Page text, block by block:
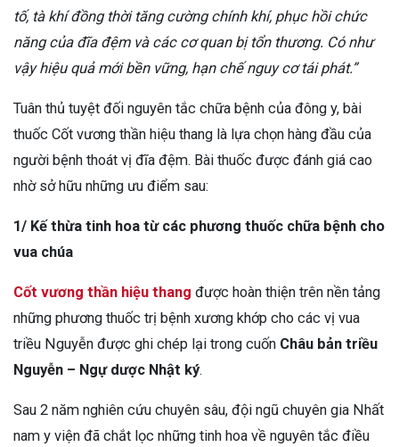
tố, tà khí đồng thời tăng cường chính khí, phục hồi chức
năng của đĩa đệm và các cơ quan bị tổn thương. Có như
vậy hiệu quả mới bền vững, hạn chế nguy cơ tái phát.”
Tuân thủ tuyệt đối nguyên tắc chữa bệnh của đông y, bài
thuốc Cốt vương thần hiệu thang là lựa chọn hàng đầu của
người bệnh thoát vị đĩa đệm. Bài thuốc được đánh giá cao
nhờ sở hữu những ưu điểm sau:
1/ Kế thừa tinh hoa từ các phương thuốc chữa bệnh cho
vua chúa
Cốt vương thần hiệu thang được hoàn thiện trên nền tảng
những phương thuốc trị bệnh xương khớp cho các vị vua
triều Nguyễn được ghi chép lại trong cuốn Châu bản triều
Nguyễn – Ngự dược Nhật ký.
Sau 2 năm nghiên cứu chuyên sâu, đội ngũ chuyên gia Nhất
nam y viện đã chắt lọc những tinh hoa về nguyên tắc điều